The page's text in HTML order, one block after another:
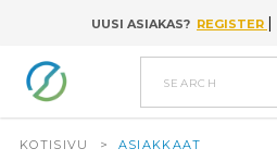
Go to content
UUSI ASIAKAS? REGISTER |
search
KOTISIVU > ASIAKKAAT